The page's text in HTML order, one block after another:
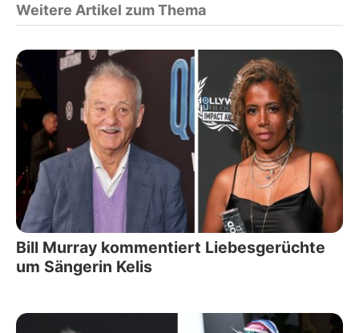
Weitere Artikel zum Thema
Bill Murray kommentiert Liebesgerüchte
um Sängerin Kelis